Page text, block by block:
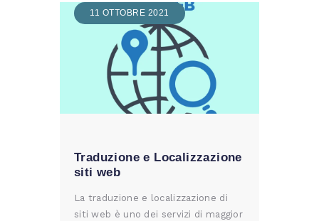
11 OTTOBRE 2021
Traduzione e Localizzazione
siti web
La traduzione e localizzazione di
siti web è uno dei servizi di maggior